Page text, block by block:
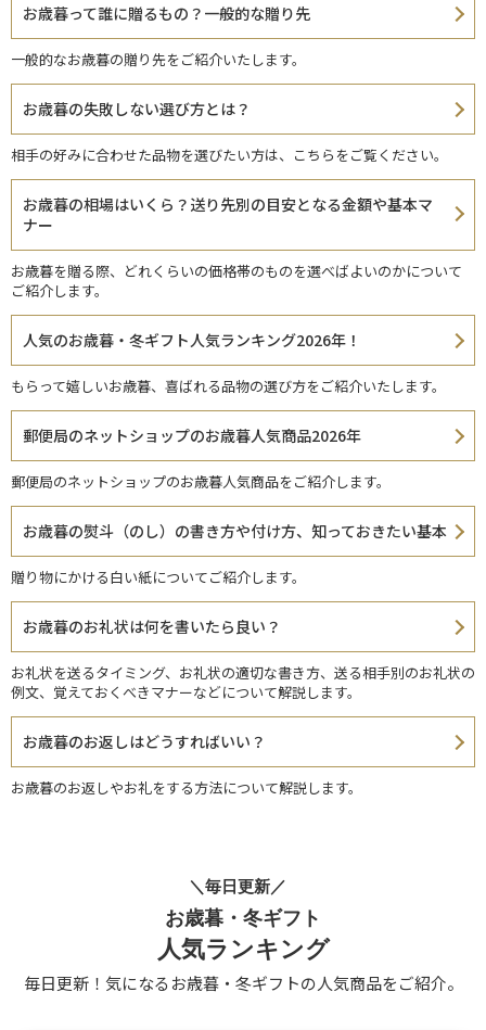
お歳暮って誰に贈るもの？一般的な贈り先
一般的なお歳暮の贈り先をご紹介いたします。
お歳暮の失敗しない選び方とは？
相手の好みに合わせた品物を選びたい方は、こちらをご覧ください。
お歳暮の相場はいくら？送り先別の目安となる金額や基本マ
ナー
お歳暮を贈る際、どれくらいの価格帯のものを選べばよいのかについて
ご紹介します。
人気のお歳暮・冬ギフト人気ランキング2026年！
もらって嬉しいお歳暮、喜ばれる品物の選び方をご紹介いたします。
郵便局のネットショップのお歳暮人気商品2026年
郵便局のネットショップのお歳暮人気商品をご紹介します。
お歳暮の熨斗（のし）の書き方や付け方、知っておきたい基本
贈り物にかける白い紙についてご紹介します。
お歳暮のお礼状は何を書いたら良い？
お礼状を送るタイミング、お礼状の適切な書き方、送る相手別のお礼状の
例文、覚えておくべきマナーなどについて解説します。
お歳暮のお返しはどうすればいい？
お歳暮のお返しやお礼をする方法について解説します。
＼毎日更新／
お歳暮・冬ギフト
人気ランキング
毎日更新！気になるお歳暮・冬ギフトの人気商品をご紹介。